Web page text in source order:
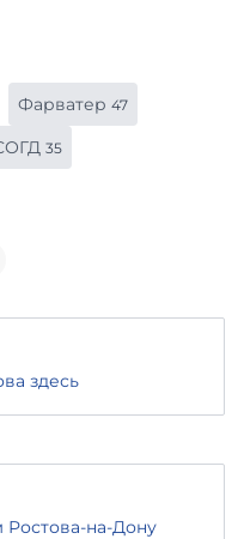
Фарватер 47
35
здесь
на-Дону